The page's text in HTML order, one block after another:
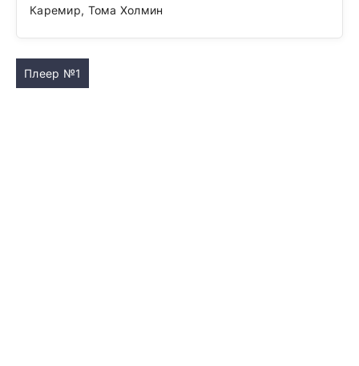
Каремир, Тома Холмин
Плеер №1